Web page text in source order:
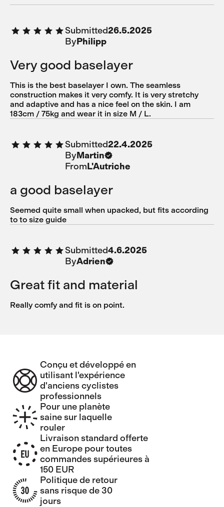
Submitted26.5.2025
ByPhilipp
Very good baselayer
This is the best baselayer I own. The seamless
construction makes it very comfy. It is very stretchy
and adaptive and has a nice feel on the skin. I am
183cm / 75kg and wear it in size M / L.
Submitted22.4.2025
ByMartin
FromL'Autriche
a good baselayer
Seemed quite small when upacked, but fits according
to to size guide
Submitted4.6.2025
ByAdrien
Great fit and material
Really comfy and fit is on point.
Conçu et développé en
utilisant l'expérience
d'anciens cyclistes
professionnels
Pour une planète
saine sur laquelle
rouler
Livraison standard offerte
en Europe pour toutes
commandes supérieures à
150 EUR
Politique de retour
sans risque de 30
jours